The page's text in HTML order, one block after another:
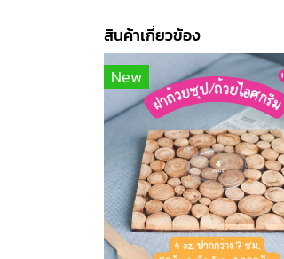
สินค้าเกี่ยวข้อง
New